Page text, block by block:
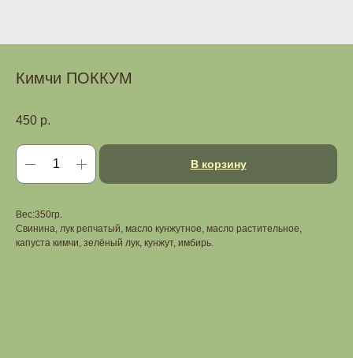
Кимчи ПОККУМ
450 р.
В корзину
Вес:350гр.
Свинина, лук репчатый, масло кунжутное, масло растительное,
капуста кимчи, зелёный лук, кунжут, имбирь.